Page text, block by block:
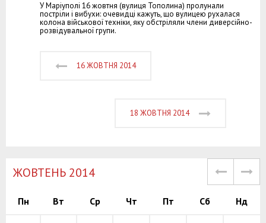
У Маріуполі 16 жовтня (вулиця Тополина) пролунали
постріли і вибухи: очевидці кажуть, що вулицею рухалася
колона військової техніки, яку обстріляли члени диверсійно-
розвідувальної групи.
16 ЖОВТНЯ 2014
18 ЖОВТНЯ 2014
ЖОВТЕНЬ 2014
Пн Вт Ср Чт Пт Сб Нд